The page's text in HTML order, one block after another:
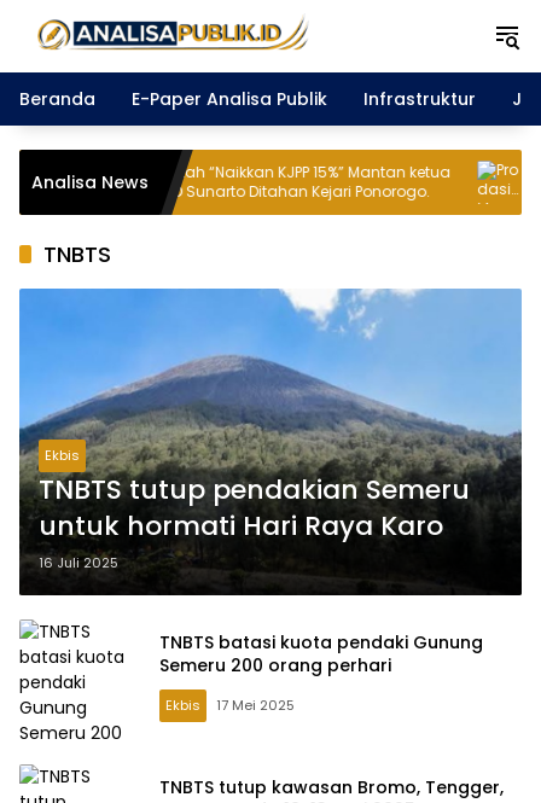
Beranda
E-Paper Analisa Publik Infrastruktur
Analisa News
Perintah “Naikkan KJPP 15%” Mantan ketua
DPRD Sunarto Ditahan Kejari Ponorogo.
Prodasif,
Murid HEBAT
TNBTS
Ekbis
TNBTS tutup pendakian Semeru
untuk hormati Hari Raya Karo
16 Juli 2025
TNBTS batasi kuota pendaki Gunung
Semeru 200 orang perhari
Ekbis 17 Mei 2025
TNBTS tutup kawasan Bromo, Tengger,